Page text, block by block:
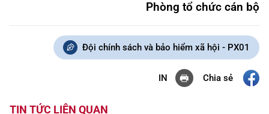
Phòng tổ chức cán bộ
Đội chính sách và bảo hiểm xã hội - PX01
IN Chia sẻ
TIN TỨC LIÊN QUAN